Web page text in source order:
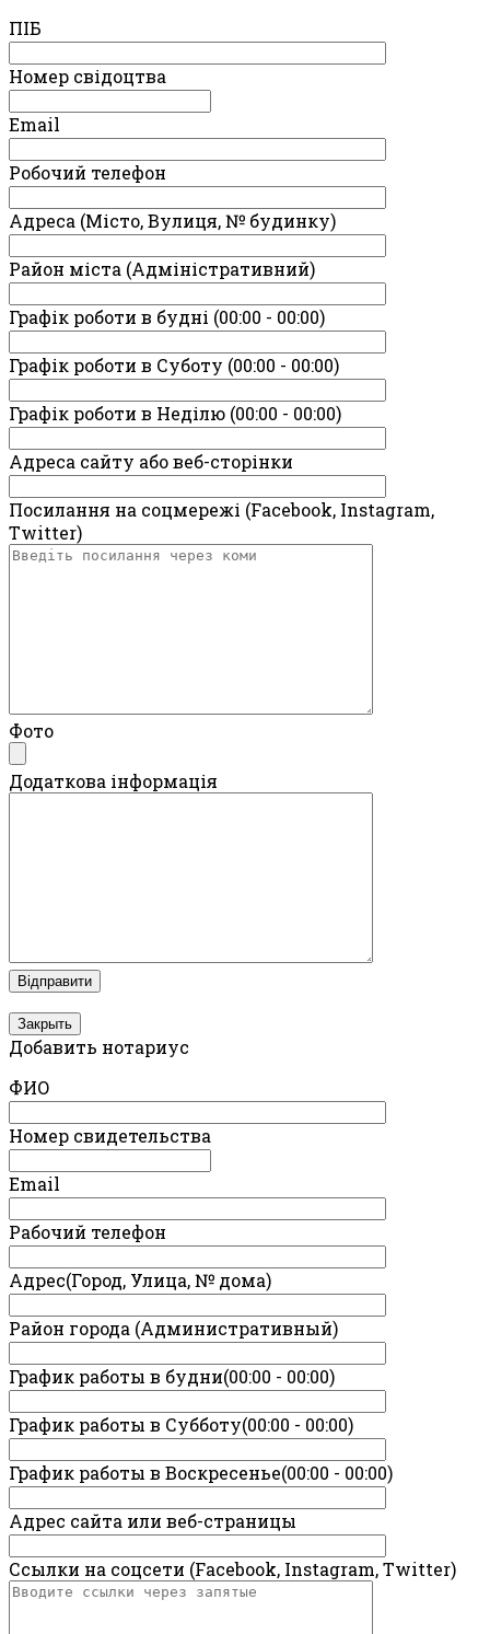
ПIБ
Номер свідоцтва
Email
Робочий телефон
Адреса (Місто, Вулиця, № будинку)
Район міста (Адміністративний)
Графік роботи в будні (00:00 - 00:00)
Графік роботи в Суботу (00:00 - 00:00)
Графік роботи в Неділю (00:00 - 00:00)
Адреса сайту або веб-сторінки
Посилання на соцмережі (Facebook, Instagram,
Twitter)
Фото
Додаткова інформація
Закрыть
Добавить нотариус
ФИО
Номер свидетельства
Email
Рабочий телефон
Адрес(Город, Улица, № дома)
Район города (Административный)
График работы в будни(00:00 - 00:00)
График работы в Субботу(00:00 - 00:00)
График работы в Воскресенье(00:00 - 00:00)
Адрес сайта или веб-страницы
Ссылки на соцсети (Facebook, Instagram, Twitter)